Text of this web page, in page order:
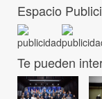
Espacio
Te pueden